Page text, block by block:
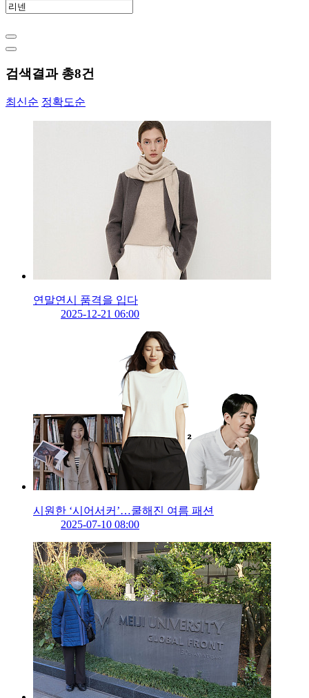
검색결과 총8건
최신순 정확도순
연말연시 품격을 입다
2025-12-21 06:00
시원한 ‘시어서커’…쿨해진 여름 패션
2025-07-10 08:00